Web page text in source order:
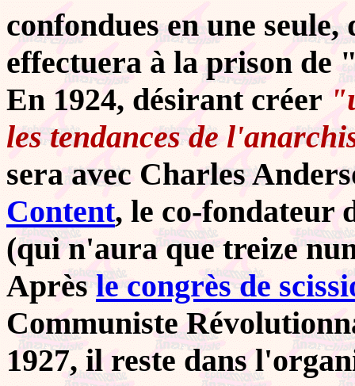
confondues en une
effectuera à la prison de
En 1924, désirant créer
les tendances de
sera avec Charles
Content, le co-fondateur
(qui n'aura que treize
Aprèsle congrès de
Communiste
1927, il reste dans